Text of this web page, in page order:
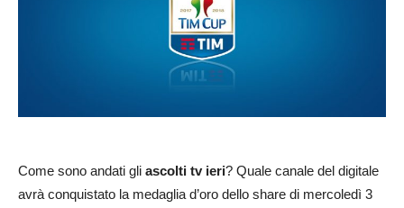
Come sono andati gli ascolti tv ieri? Quale canale del digitale
avrà conquistato la medaglia d’oro dello share di mercoledì 3